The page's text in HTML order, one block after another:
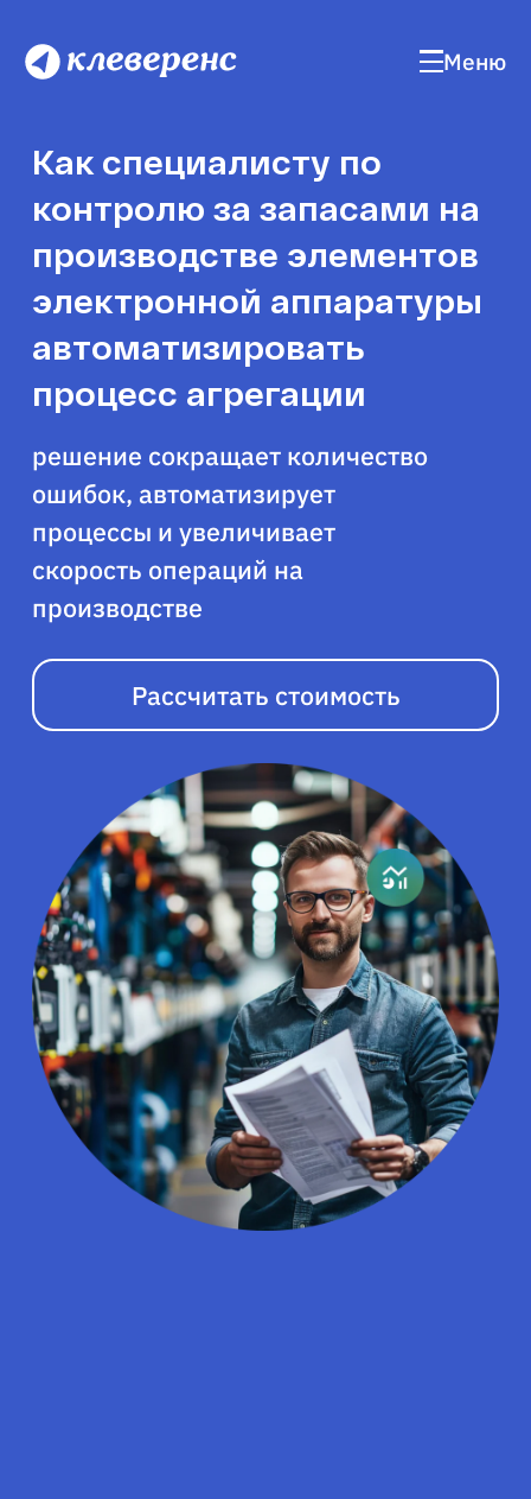
Меню
Как специалисту по
контролю за запасами на
производстве элементов
электронной аппаратуры
автоматизировать
процесс агрегации
решение сокращает количество
ошибок, автоматизирует
процессы и увеличивает
скорость операций на
производстве
Рассчитать стоимость